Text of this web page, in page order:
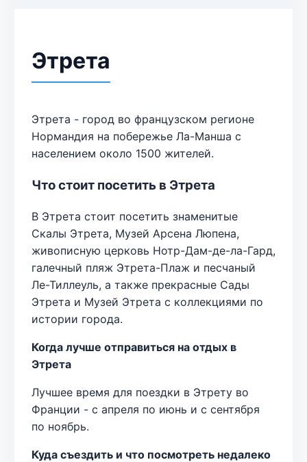
Этрета
Этрета - город во французском регионе
Нормандия на побережье Ла-Манша с
населением около 1500 жителей.
Что стоит посетить в Этрета
В Этрета стоит посетить знаменитые
Скалы Этрета, Музей Арсена Люпена,
живописную церковь Нотр-Дам-де-ла-Гард,
галечный пляж Этрета-Плаж и песчаный
Ле-Тиллеуль, а также прекрасные Сады
Этрета и Музей Этрета с коллекциями по
истории города.
Когда лучше отправиться на отдых в
Этрета
Лучшее время для поездки в Этрету во
Франции - с апреля по июнь и с сентября
по ноябрь.
Куда съездить и что посмотреть недалеко